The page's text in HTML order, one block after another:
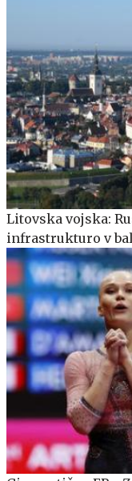
Litovska vojska:
infrastrukturo v